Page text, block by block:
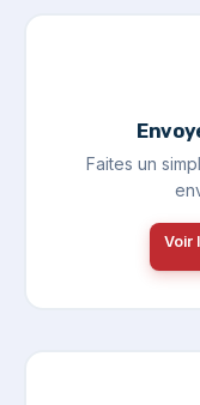
Faites un
Voir